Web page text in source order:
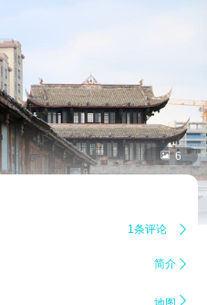
 6
1条评论 
简介 
